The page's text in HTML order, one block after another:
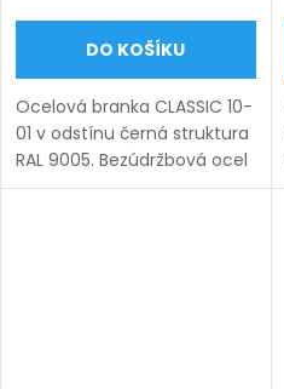
DO KOŠÍKU
Ocelová branka CLASSIC 10-
01 v odstínu černá struktura
RAL 9005. Bezúdržbová ocel
(žárový zinek + práškový